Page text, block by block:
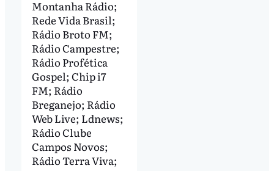
Montanha Rádio;
Rede Vida Brasil;
Rádio Broto FM;
Rádio Campestre;
Rádio Profética
Gospel; Chip i7
FM; Rádio
Breganejo; Rádio
Web Live; Ldnews;
Rádio Clube
Campos Novos;
Rádio Terra Viva;